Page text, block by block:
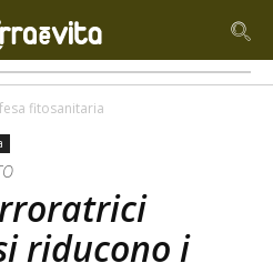
fitosanitaria
riducono i